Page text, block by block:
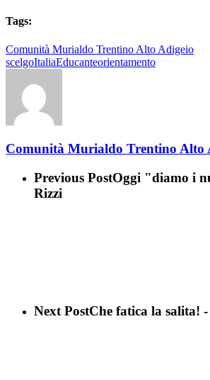
Tags:
Comunità Murialdo Trentino Alto Adigeio
scelgoItaliaEducanteorientamento
Comunità Murialdo Trentino Alto
Previous PostOggi "diamo i
Rizzi
Next PostChe fatica la salita!